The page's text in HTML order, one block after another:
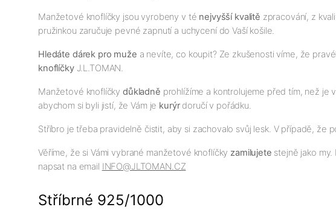
Manžetové knoflíčky jsou vyrobeny v té nejvyšší kvalitě zpracování, z
pružinkou zaručuje pevné zapnutí a uchycení do Vaší košile.
Hledáte dárek pro muže a nevíte, co koupit? Ze zkušenosti víme, že
knoflíčkyJ.L.TOMAN.
Manžetové knoflíčkydůkladně prohlížíme a kontrolujeme před tím, než je
abychom si byli jistí, že Vám je kurýrdoručí v pořádku.
Stříbro je třeba pravidelně čistit, aby si zachovalo svůj lesk. V případě,
Věříme, že si Vámi vybrané manžetové knoflíčky zamilujete stejně jako
napsat na email INFO@JLTOMAN.CZ
Stříbrné 925/1000